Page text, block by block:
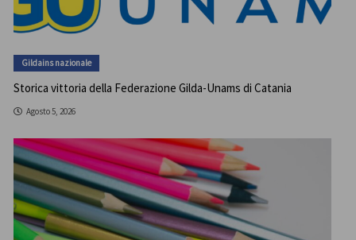
Gildains nazionale
Storica vittoria della Federazione Gilda-Unams di Catania
Agosto 5, 2026